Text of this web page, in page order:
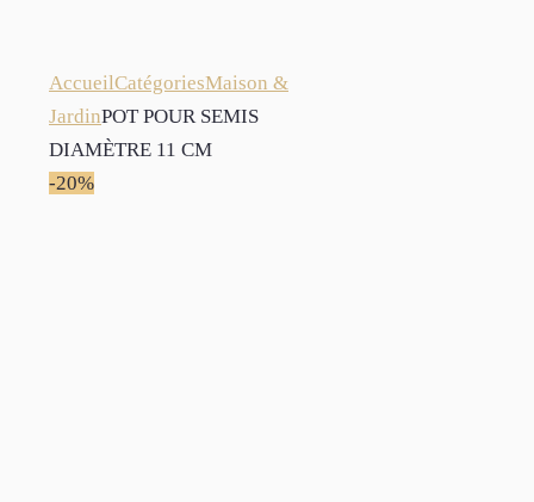
AccueilCatégoriesMaison &
JardinPOT POUR SEMIS
DIAMÈTRE 11 CM
-20%